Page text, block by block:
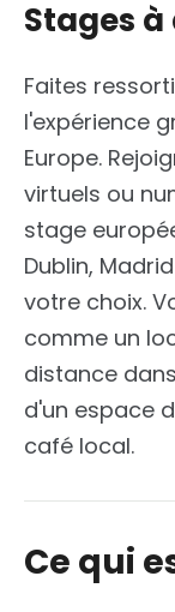
Stages
Faites
l'expérience
Europe.
virtuels ou
stage
Dublin,
votre choix.
comme un
distance
d'un espace
café local.
Ce qui